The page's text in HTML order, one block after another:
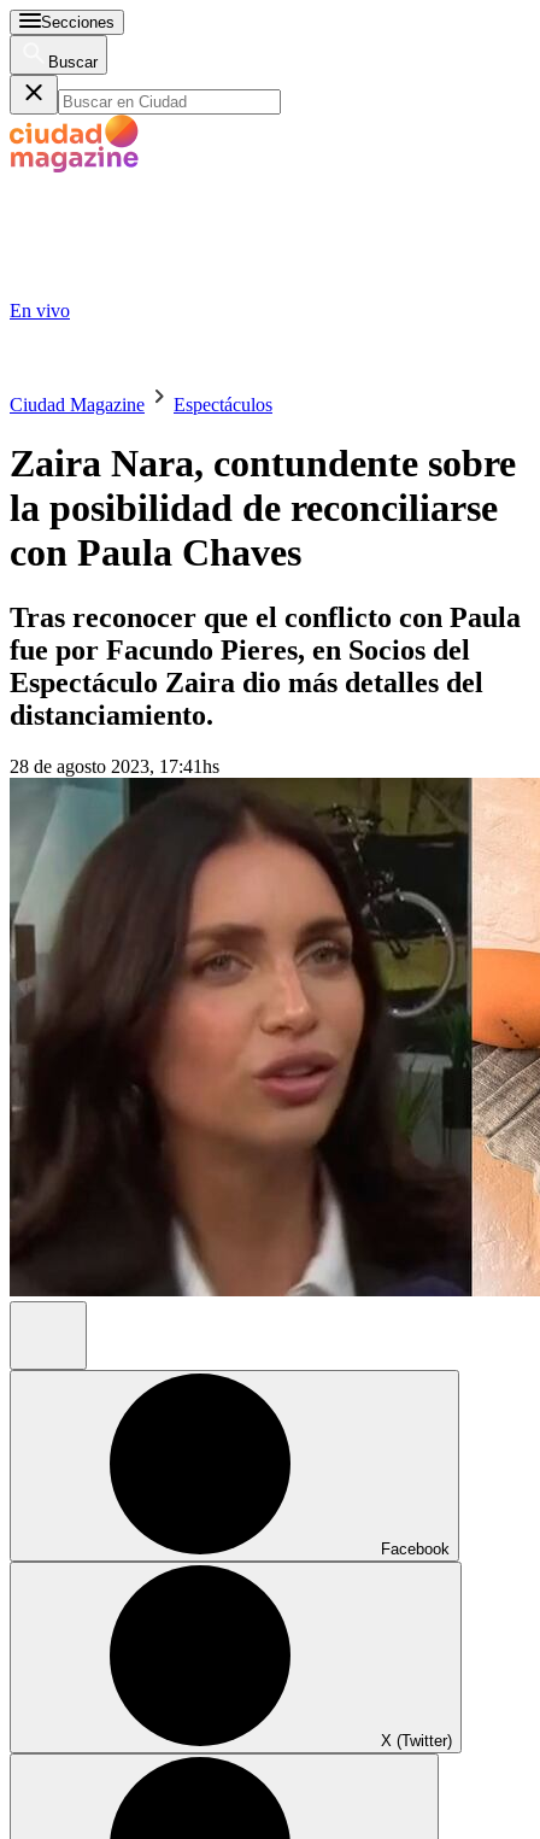
Secciones
Buscar
En vivo
Ciudad Magazine Espectáculos
Zaira Nara, contundente sobre
la posibilidad de reconciliarse
con Paula Chaves
Tras reconocer que el conflicto con Paula
fue por Facundo Pieres, en Socios del
Espectáculo Zaira dio más detalles del
distanciamiento.
28 de agosto 2023, 17:41hs
Facebook
X (Twitter)